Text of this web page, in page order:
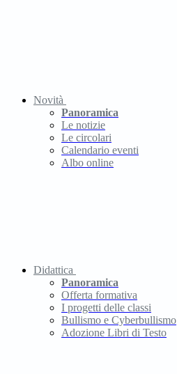
Novità
Panoramica
Le notizie
Le circolari
Calendario eventi
Albo online
Didattica
Panoramica
Offerta formativa
I progetti delle classi
Bullismo e Cyberbullismo
Adozione Libri di Testo